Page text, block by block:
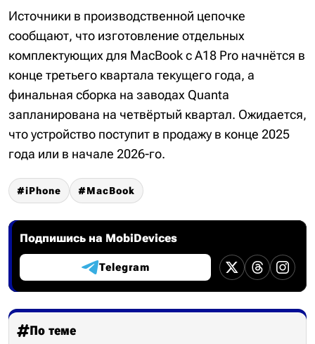
Источники в производственной цепочке
сообщают, что изготовление отдельных
комплектующих для MacBook с A18 Pro начнётся в
конце третьего квартала текущего года, а
финальная сборка на заводах Quanta
запланирована на четвёртый квартал. Ожидается,
что устройство поступит в продажу в конце 2025
года или в начале 2026-го.
iPhone MacBook
Подпишись на MobiDevices
Telegram
По теме